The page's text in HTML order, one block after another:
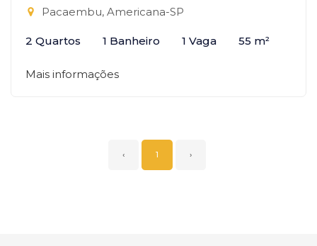
Pacaembu, Americana-SP
2 Quartos 1 Banheiro 1 Vaga 55 m²
Mais informações
‹ 1 ›